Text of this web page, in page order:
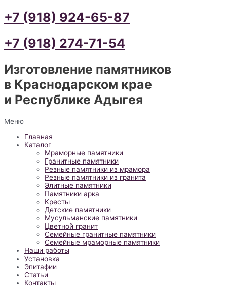
+7 (918) 924-65-87
+7 (918) 274-71-54
Изготовление памятников
в Краснодарском крае
и Республике Адыгея
Меню
Главная
Каталог
Мраморные памятники
Гранитные памятники
Резные памятники из мрамора
Резные памятники из гранита
Элитные памятники
Памятники арка
Кресты
Детские памятники
Мусульманские памятники
Цветной гранит
Семейные гранитные памятники
Семейные мраморные памятники
Наши работы
Установка
Эпитафии
Статьи
Контакты